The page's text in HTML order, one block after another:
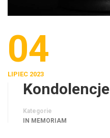
04
LIPIEC 2023
Kondolencje
Kategorie
IN MEMORIAM